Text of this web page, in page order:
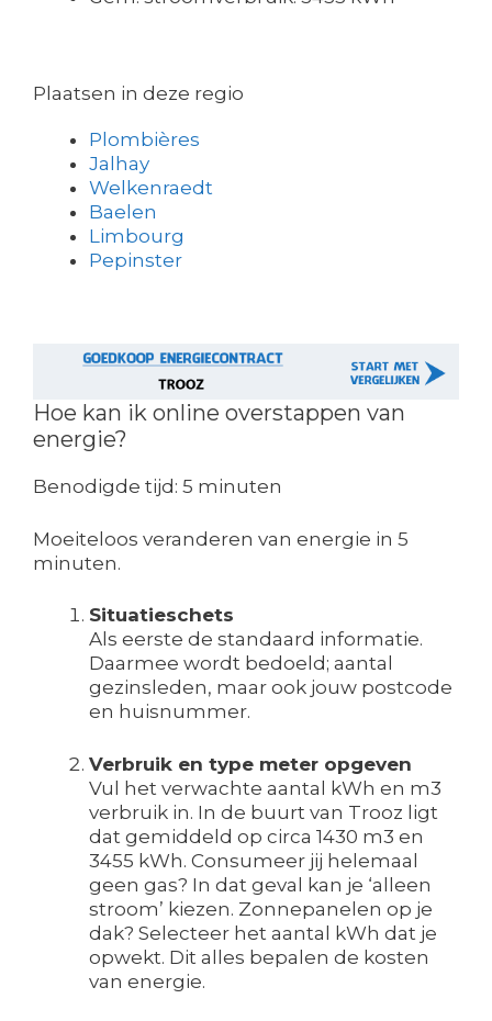
Plaatsen in deze regio
Plombières
Jalhay
Welkenraedt
Baelen
Limbourg
Pepinster
Hoe kan ik online overstappen van
energie?
Benodigde tijd: 5 minuten
Moeiteloos veranderen van energie in 5
minuten.
Situatieschets
Als eerste de standaard informatie.
Daarmee wordt bedoeld; aantal
gezinsleden, maar ook jouw postcode
en huisnummer.
Verbruik en type meter opgeven
Vul het verwachte aantal kWh en m3
verbruik in. In de buurt van Trooz ligt
dat gemiddeld op circa 1430 m3 en
3455 kWh. Consumeer jij helemaal
geen gas? In dat geval kan je ‘alleen
stroom’ kiezen. Zonnepanelen op je
dak? Selecteer het aantal kWh dat je
opwekt. Dit alles bepalen de kosten
van energie.